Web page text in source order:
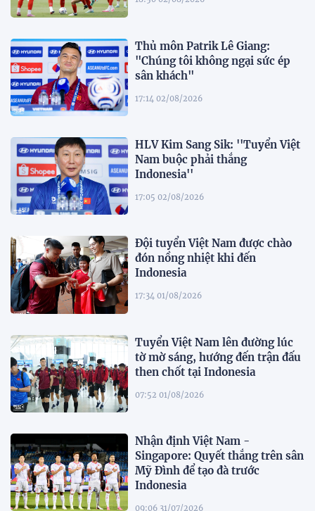
Thủ môn Patrik Lê Giang:
"Chúng tôi không ngại sức ép
sân khách"
17:14 02/08/2026
HLV Kim Sang Sik: ''Tuyển Việt
Nam buộc phải thắng
Indonesia''
17:05 02/08/2026
Đội tuyển Việt Nam được chào
đón nồng nhiệt khi đến
Indonesia
17:34 01/08/2026
Tuyển Việt Nam lên đường lúc
tờ mờ sáng, hướng đến trận đấu
then chốt tại Indonesia
07:52 01/08/2026
Nhận định Việt Nam -
Singapore: Quyết thắng trên sân
Mỹ Đình để tạo đà trước
Indonesia
09:06 31/07/2026